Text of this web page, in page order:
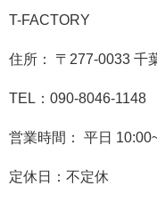
T-FACTORY
住所： 〒277-0033 千
TEL：090-8046-1148
営業時間： 平日
定休日：不定休